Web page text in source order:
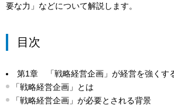
要な力」などについて解説します。
目次
第1章 「戦略経営企画」が経営を強くす
「戦略経営企画」とは
「戦略経営企画」が必要とされる背景